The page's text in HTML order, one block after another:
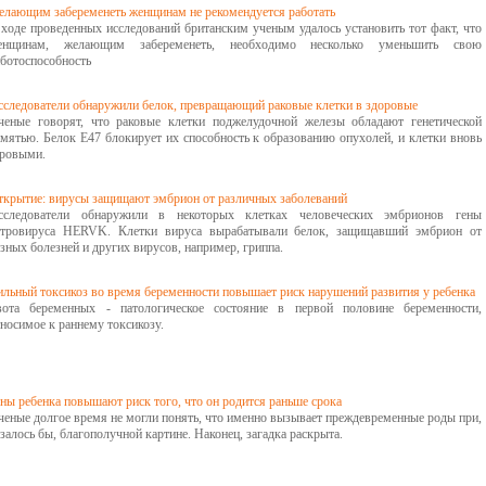
забеременеть женщинам не рекомендуется работать
проведенных исследований британским ученым удалось установить тот факт, что
желающим забеременеть, необходимо несколько уменьшить свою
обнаружили белок, превращающий раковые клетки в здоровые
говорят, что раковые клетки поджелудочной железы обладают генетической
Белок Е47 блокирует их способность к образованию опухолей, и клетки вновь
вирусы защищают эмбрион от различных заболеваний
обнаружили в некоторых клетках человеческих эмбрионов гены
HERVK. Клетки вируса вырабатывали белок, защищавший эмбрион от
болезней и других вирусов, например, гриппа.
токсикоз во время беременности повышает риск нарушений развития у ребенка
беременных - патологическое состояние в первой половине беременности,
к раннему токсикозу.
ребенка повышают риск того, что он родится раньше срока
долгое время не могли понять, что именно вызывает преждевременные роды при,
бы, благополучной картине. Наконец, загадка раскрыта.